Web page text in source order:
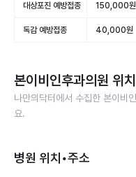
대상포진 예방접종 150,000원
독감 예방접종 40,000원
본이비인후과의원 위
나만의닥터에서 수집한 본이비
요.
병원 위치•주소